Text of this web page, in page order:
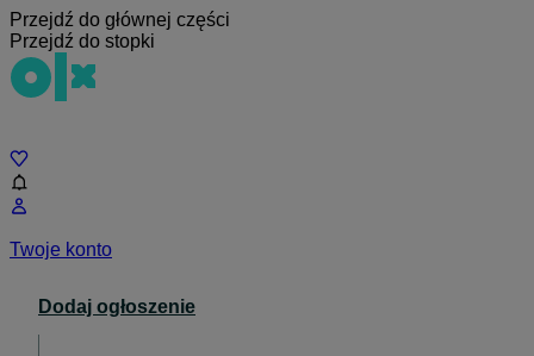
Przejdź do głównej części
Przejdź do stopki
Twoje konto
Dodaj ogłoszenie